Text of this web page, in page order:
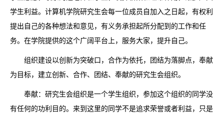
学生利益。计算机学院研究生会每一位成员自加入之日起，有权利
提出自己的各种想法和意见，有义务承担起所分配到的工作和任
务。在学院提供的这个广阔平台上，服务大家，提升自己。
组织建设以创新为突破口，合作为依托，团结为落脚点，奉献
为目标，建立创新、合作、团结、奉献的研究生会组织。
奉献：研究生会组织是一个学生组织，参加这个组织的同学没
有任何的功利目的。来到这里的同学不是追求荣誉或者利益，只是